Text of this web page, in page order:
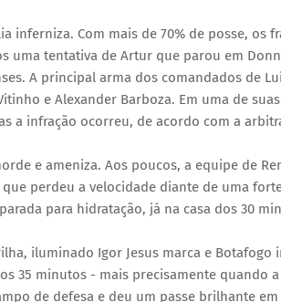
inferniza. Com mais de 70% de posse, os
uma tentativa de Artur que parou em
A principal arma dos comandados de
e Alexander Barboza. Em uma de
a infração ocorreu, de acordo com a
e ameniza. Aos poucos, a equipe de
perdeu a velocidade diante de uma
para hidratação, já na casa dos 30
iluminado Igor Jesus marca e
35 minutos - mais precisamente quando
de defesa e deu um passe brilhante